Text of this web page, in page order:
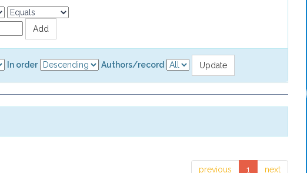
In order Authors/record
previous 1 next